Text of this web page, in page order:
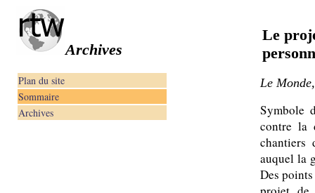
Archives
Plan du site
Sommaire
Archives
Le
Le
Symbole
contre la
auquel la
Des